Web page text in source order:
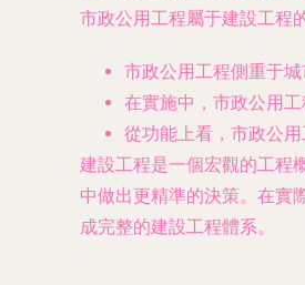
市政公用工程屬于建設工程
市政公用工程側重于
在實施中，市政公用
從功能上看，市政公
建設工程是一個宏觀的工程
中做出更精準的決策。在實
成完整的建設工程體系。